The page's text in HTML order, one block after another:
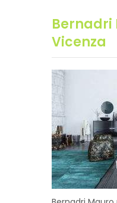
Bernadri
Vicenza